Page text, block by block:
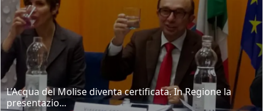
L’Acqua del Molise diventa certificata. In Regione la
presentazio...